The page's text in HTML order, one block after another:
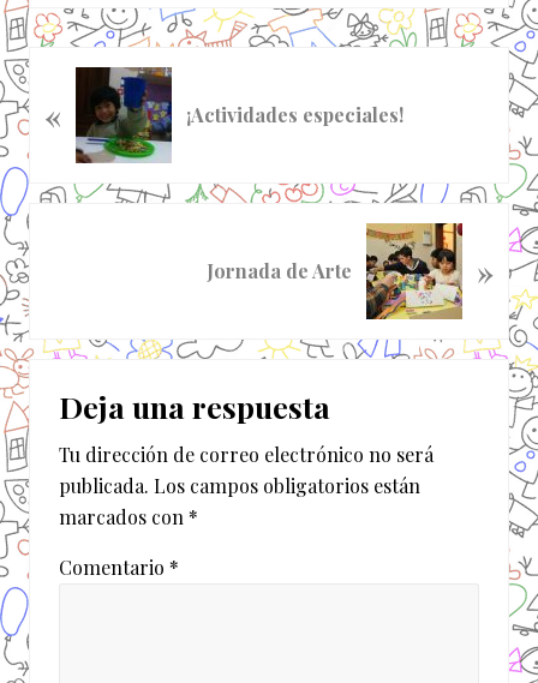
n
a
o
« ¡Actividades especiales!
i
Jornada de Arte »
Interacciones
con
los
lectores
Deja una respuesta
Tu dirección de correo electrónico no será
publicada. Los campos obligatorios están
marcados con *
Comentario *